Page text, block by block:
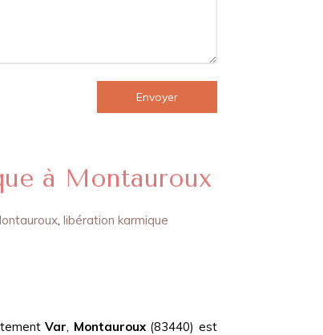
Envoyer
à Montauroux
, libération karmique
Var, Montauroux(83440) est